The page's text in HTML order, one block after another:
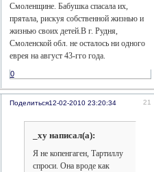
Смоленщине. Бабушка спасала их,
прятала, рискуя собственной жизнью и
жизнью своих детей.В г. Рудня,
Смоленской обл. не осталось ни одного
еврея на август 43-гго года.
0
Поделиться 21
12-02-2010 23:20:34
_xy написал(а):
Я не копенгаген, Тартиллу
спроси. Она вроде как